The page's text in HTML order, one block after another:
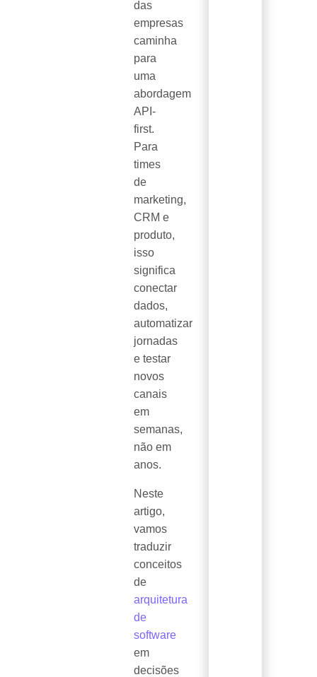
das
empresas
caminha
para
uma
abordagem
API-
first.
Para
times
de
marketing,
CRM e
produto,
isso
significa
conectar
dados,
automatizar
jornadas
e testar
novos
canais
em
semanas,
não em
anos.
Neste
artigo,
vamos
traduzir
conceitos
de
arquitetura
de
software
em
decisões